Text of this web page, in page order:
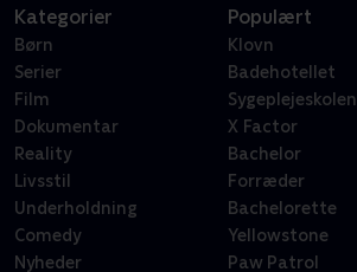
Kategorier
Børn
Serier
Film
Dokumentar
Reality
Livsstil
Underholdning
Comedy
Nyheder
Populært
Klovn
Badehotellet
Sygeplejeskolen
X Factor
Bachelor
Forræder
Bachelorette
Yellowstone
Paw Patrol